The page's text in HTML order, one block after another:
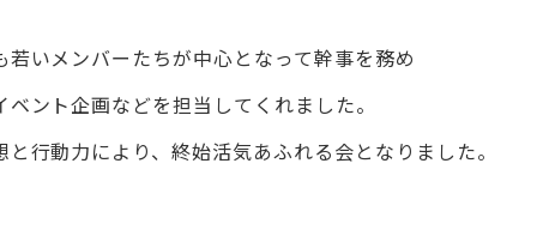
いメンバーたちが中心となって幹事を務め
ント企画などを担当してくれました。
行動力により、終始活気あふれる会となりました。